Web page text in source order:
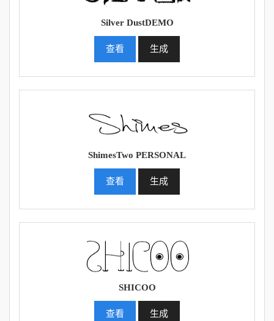
Silver DustDEMO
查看 生成
ShimesTwo PERSONAL
查看 生成
SHICOO
查看 生成